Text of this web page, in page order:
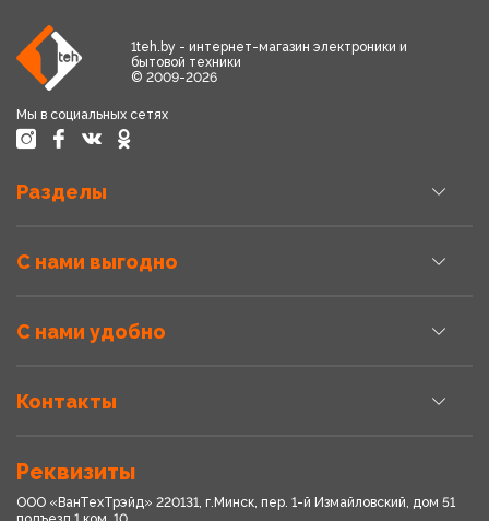
1teh.by - интернет-магазин электроники и
бытовой техники
© 2009-2026
Мы в социальных сетях
Разделы
С нами выгодно
С нами удобно
Контакты
Реквизиты
ООО «ВанТехТрэйд» 220131, г.Минск, пер. 1-й Измайловский, дом 51